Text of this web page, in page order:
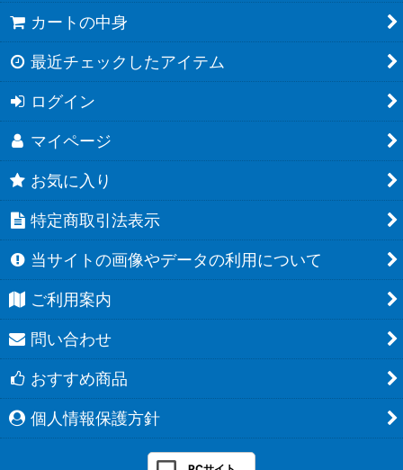
カートの中身
最近チェックしたアイテム
ログイン
マイページ
お気に入り
特定商取引法表示
当サイトの画像やデータの利用について
ご利用案内
問い合わせ
おすすめ商品
個人情報保護方針